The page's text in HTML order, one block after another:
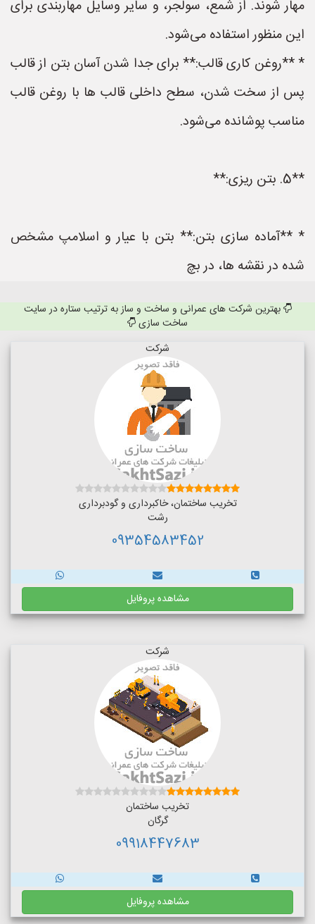
مهار شوند. از شمع، سولجر، و سایر وسایل مهاربندی برای
این منظور استفاده می‌شود.
* **روغن کاری قالب:** برای جدا شدن آسان بتن از قالب
پس از سخت شدن، سطح داخلی قالب ها با روغن قالب
مناسب پوشانده می‌شود.
**5. بتن ریزی:**
* **آماده سازی بتن:** بتن با عیار و اسلامپ مشخص
شده در نقشه ها، در بچ
بهترین شرکت های عمرانی و ساخت و ساز به ترتیب ستاره در سایت
ساخت سازی
شرکت
تخریب ساختمان، خاکبرداری و گودبرداری
رشت
09354583452
مشاهده پروفایل
شرکت
تخریب ساختمان
گرگان
09918447683
مشاهده پروفایل